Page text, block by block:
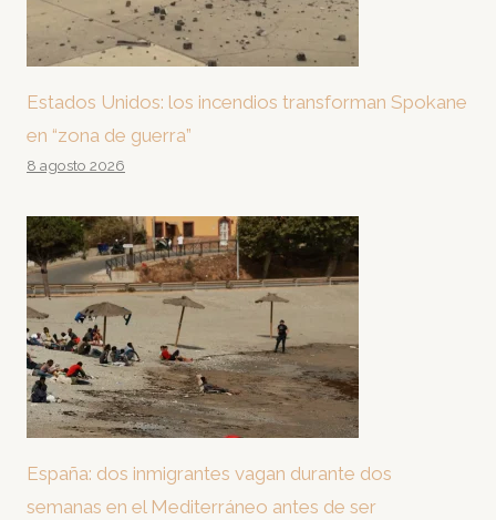
Estados Unidos: los incendios transforman Spokane
en “zona de guerra”
8 agosto 2026
España: dos inmigrantes vagan durante dos
semanas en el Mediterráneo antes de ser